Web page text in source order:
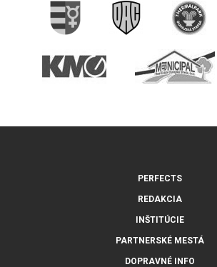
PERFECTS
REDAKCIA
INŠTITÚCIE
PARTNERSKÉ MESTÁ
DOPRAVNÉ INFO